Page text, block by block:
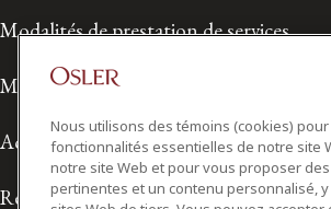
Modalités de prestation de services
Modalités d'utilisation
Accessibilité
Relations avec les médias
Nous utilisons des témoins (cookies)
fonctionnalités essentielles de notre site
notre site Web et pour vous proposer
pertinentes et un contenu personnalisé,